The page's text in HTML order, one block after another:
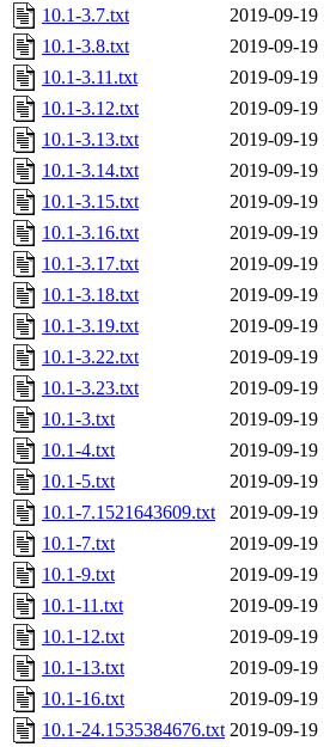
10.1-3.7.txt
2019-09-19
10.1-3.8.txt
2019-09-19
10.1-3.11.txt
2019-09-19
10.1-3.12.txt
2019-09-19
10.1-3.13.txt
2019-09-19
10.1-3.14.txt
2019-09-19
10.1-3.15.txt
2019-09-19
10.1-3.16.txt
2019-09-19
10.1-3.17.txt
2019-09-19
10.1-3.18.txt
2019-09-19
10.1-3.19.txt
2019-09-19
10.1-3.22.txt
2019-09-19
10.1-3.23.txt
2019-09-19
10.1-3.txt
2019-09-19
10.1-4.txt
2019-09-19
10.1-5.txt
2019-09-19
10.1-7.1521643609.txt
2019-09-19
10.1-7.txt
2019-09-19
10.1-9.txt
2019-09-19
10.1-11.txt
2019-09-19
10.1-12.txt
2019-09-19
10.1-13.txt
2019-09-19
10.1-16.txt
2019-09-19
10.1-24.1535384676.txt 2019-09-19